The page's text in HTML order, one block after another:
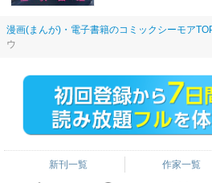
漫画(まんが)・電子書籍のコミックシーモア
ウ
新刊一覧 作家一覧